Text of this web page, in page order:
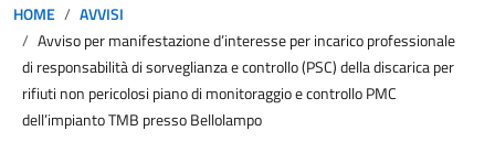
SEGRETERIA
ISCRITTO
HOME
AVVISI
Avviso per manifestazione d’interesse per incarico professionale
di responsabilità di sorveglianza e controllo (PSC) della discarica per
rifiuti non pericolosi piano di monitoraggio e controllo PMC
dell’impianto TMB presso Bellolampo